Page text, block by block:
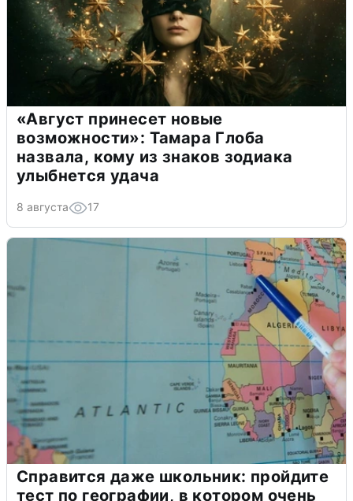
«Август принесет новые
возможности»: Тамара Глоба
назвала, кому из знаков зодиака
улыбнется удача
8 августа 17
Справится даже школьник: пройдите
тест по географии, в котором очень